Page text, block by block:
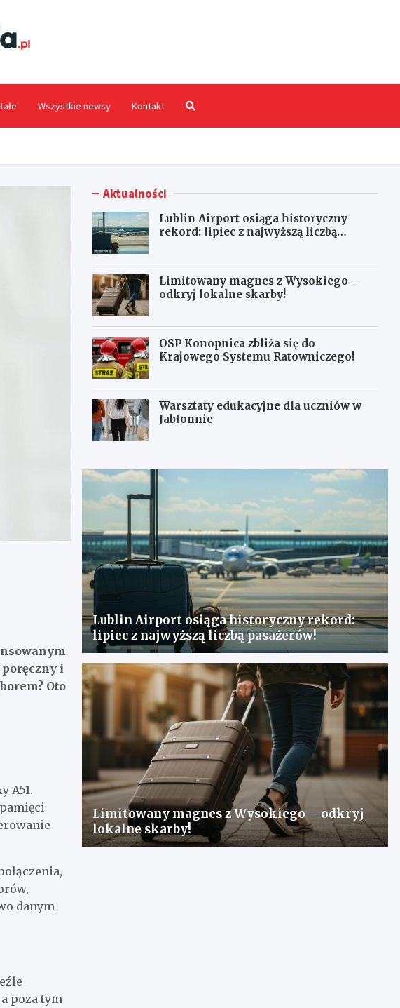
Wszystkie newsy Kontakt
i
Oto
A51.
danym
poza tym
Aktualności
Lublin Airport osiąga historyczny
rekord: lipiec z najwyższą liczbą
Limitowany magnes z Wysokiego –
odkryj lokalne skarby!
OSP Konopnica zbliża się do
Krajowego Systemu Ratowniczego!
Warsztaty edukacyjne dla uczniów w
Jabłonnie
Lublin Airport osiąga historyczny rekord:
lipiec z najwyższą liczbą pasażerów!
Limitowany magnes z Wysokiego – odkryj
lokalne skarby!